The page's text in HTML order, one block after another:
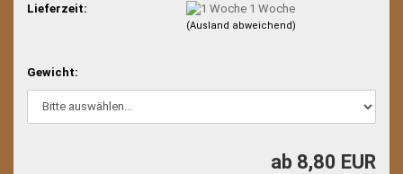
Lieferzeit: 1 Woche
(Ausland abweichend)
Gewicht:
ab 8,80 EUR